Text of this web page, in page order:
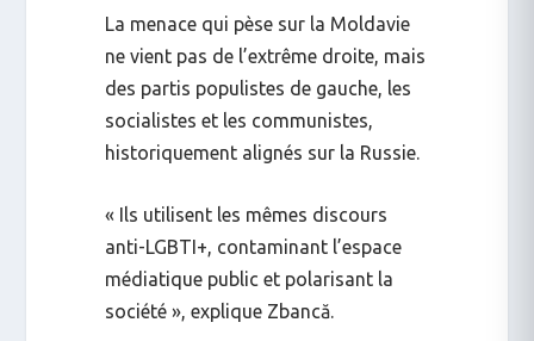
La menace qui pèse sur la Moldavie
ne vient pas de l’extrême droite, mais
des partis populistes de gauche, les
socialistes et les communistes,
historiquement alignés sur la Russie.
« Ils utilisent les mêmes discours
anti-LGBTI+, contaminant l’espace
médiatique public et polarisant la
société », explique Zbancă.